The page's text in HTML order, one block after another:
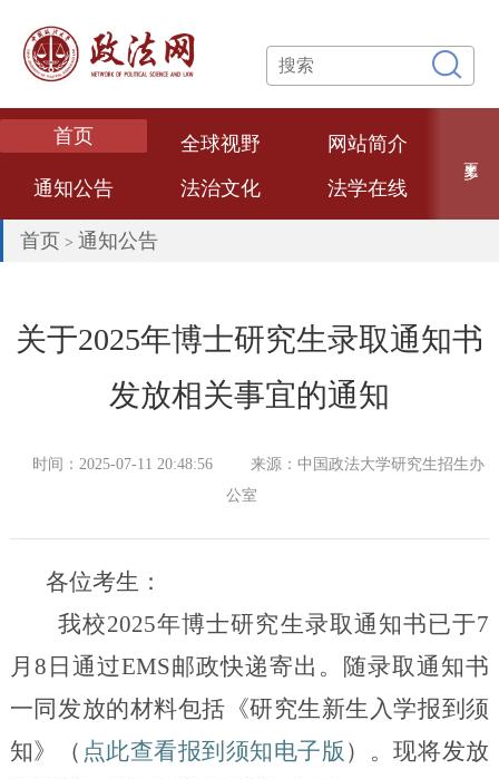
首页 全球视野
网站简介
通知公告
法治文化
法学在线
专题专栏
热点评述
经典案例
法大文创
首页 > 通知公告
关于2025年博士研究生录取通知书
发放相关事宜的通知
时间：2025-07-11 20:48:56
来源：中国政法大学研究生招生办
公室
各位考生：
我校2025年博士研究生录取通知书已于7
月 8 日通过EMS邮政快递寄出。随录取通知书
一同发放的材料包括《研究生新生入学报到须
知》（ 点此查看报到须知电子版 ）。现将发放